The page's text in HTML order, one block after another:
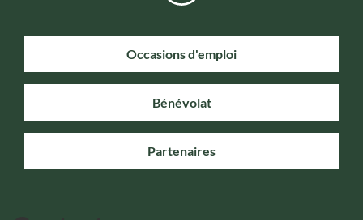
Occasions d'emploi
Bénévolat
Partenaires